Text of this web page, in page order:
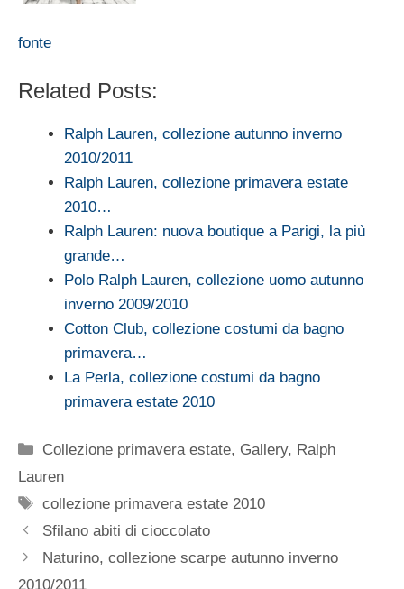
fonte
Related Posts:
Ralph Lauren, collezione autunno inverno
2010/2011
Ralph Lauren, collezione primavera estate
2010…
Ralph Lauren: nuova boutique a Parigi, la più
grande…
Polo Ralph Lauren, collezione uomo autunno
inverno 2009/2010
Cotton Club, collezione costumi da bagno
primavera…
La Perla, collezione costumi da bagno
primavera estate 2010
Categorie
Collezione primavera estate, Gallery, Ralph
Lauren
Tag
collezione primavera estate 2010
Sfilano abiti di cioccolato
Naturino, collezione scarpe autunno inverno
2010/2011